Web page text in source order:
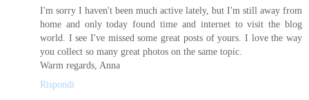
I'm sorry I haven't been much active lately, but I'm still away from
home and only today found time and internet to visit the blog
world. I see I've missed some great posts of yours. I love the way
you collect so many great photos on the same topic.
Warm regards, Anna
Rispondi